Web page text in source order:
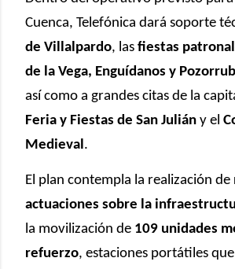
Cuenca, Telefónica dará soporte
de Villalpardo, las fiestas
de la Vega, Enguídanos y
así como a grandes citas de la
Feria y Fiestas de San Julián y el
Medieval.
El plan contempla la realización de
actuaciones sobre la
la movilización de 109 unidades
refuerzo, estaciones portátiles